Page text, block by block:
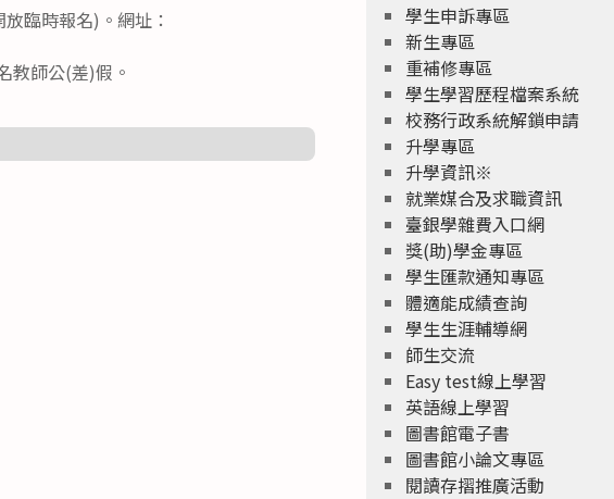
臨時報名)。網址：
教師公(差)假。
學生申訴專區
新生專區
重補修專區
學生學習歷程檔案系統
校務行政系統解鎖申請
升學專區
升學資訊※
就業媒合及求職資訊
臺銀學雜費入口網
獎(助)學金專區
學生匯款通知專區
體適能成績查詢
學生生涯輔導網
師生交流
Easy test線上學習
英語線上學習
圖書館電子書
圖書館小論文專區
閱讀存摺推廣活動